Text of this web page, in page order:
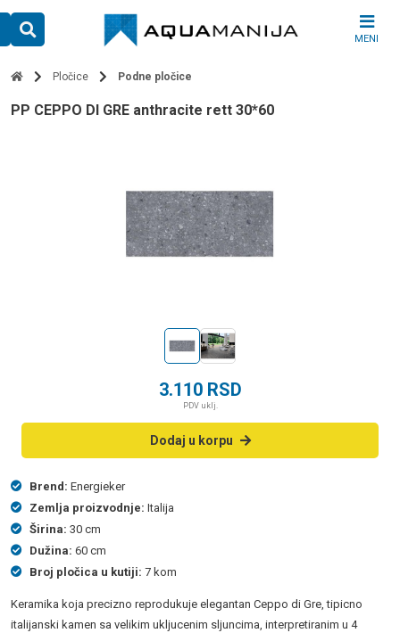
content
MENI
Pločice Podne pločice
PP CEPPO DI GRE anthracite rett 30*60
3.110 RSD
PDV uklj.
Dodaj u korpu
Brend: Energieker
Zemlja proizvodnje: Italija
Širina: 30 cm
Dužina: 60 cm
Broj pločica u kutiji: 7 kom
Keramika koja precizno reprodukuje elegantan Ceppo di Gre, tipicno
italijanski kamen sa velikim ukljucenim sljuncima, interpretiranim u 4